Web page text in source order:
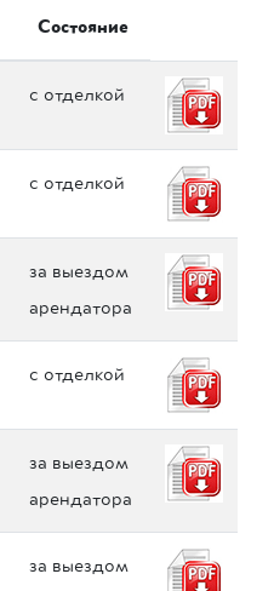
Состояние
с отделкой
с отделкой
за выездом
арендатора
с отделкой
за выездом
арендатора
за выездом